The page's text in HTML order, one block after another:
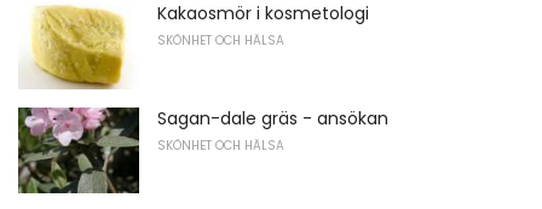
Kakaosmör i kosmetologi
SKÖNHET OCH HÄLSA
Sagan-dale gräs - ansökan
SKÖNHET OCH HÄLSA